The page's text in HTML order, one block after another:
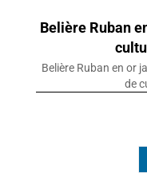
Belière Ruban
Belière Ruban en or
de